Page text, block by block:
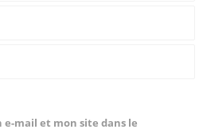
mail et mon site dans le